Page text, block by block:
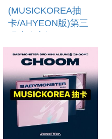
(MUSICKOREA抽
卡/AHYEON版)第三
「CHOOM(JEWEL
VER.)」 (韓國進口
版)